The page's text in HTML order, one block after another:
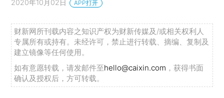
2020年10月02日 APP打开
财新网所刊载内容之知识产权为财新传媒及/或相关权利人
专属所有或持有。未经许可，禁止进行转载、摘编、复制及
建立镜像等任何使用。
如有意愿转载，请发邮件至hello@caixin.com ，获得书面
确认及授权后，方可转载。